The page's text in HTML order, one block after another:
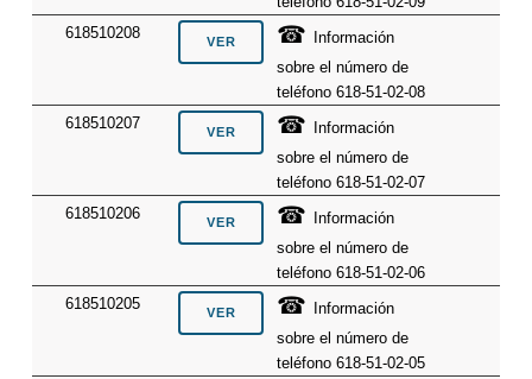
618510208
☎
Información
sobre el número de
teléfono 618-51-02-08
618510207
☎
Información
sobre el número de
teléfono 618-51-02-07
618510206
☎
Información
sobre el número de
teléfono 618-51-02-06
618510205
☎
Información
sobre el número de
teléfono 618-51-02-05